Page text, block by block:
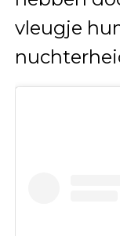
vleugje